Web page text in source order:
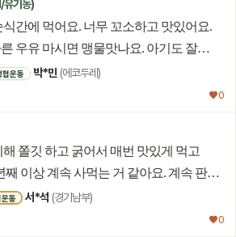
강하세요. 농부님
기농)
식간에 먹어요. 너무 꼬소하고 맛있어요.
우유 마시면 맹물맛나요. 아기도 잘
협운동 박*민 (에코두레)
♥ 0
해 쫄깃 하고 굵어서 매번 맛있게 먹고
째 이상 계속 사먹는 거 같아요. 계속 판매
운동 서*석 (경기남부)
♥ 0